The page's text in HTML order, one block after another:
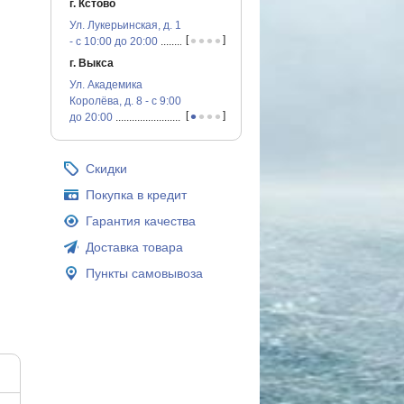
г. Кстово
Ул. Лукерьинская, д. 1
- с 10:00 до 20:00...............................................
[•••• ]
г. Выкса
Ул. Академика
Королёва, д. 8 - с 9:00
до 20:00...............................................
[•••• ]
Скидки
Покупка в кредит
Гарантия качества
Доставка товара
Пункты самовывоза